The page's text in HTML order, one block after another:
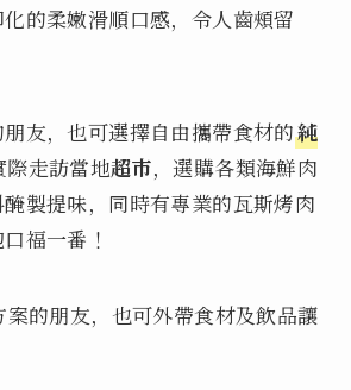
的柔嫩滑順口感，令人齒頰留
友，也可選擇自由攜帶食材的純
際走訪當地超市，選購各類海鮮肉
製提味，同時有專業的瓦斯烤肉
福一番！
案的朋友，也可外帶食材及飲品讓